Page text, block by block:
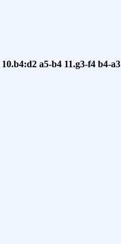
10.b4:d2 a5-b4 11.g3-f4 b4-a3